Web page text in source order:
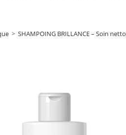
> SHAMPOING BRILLANCE – Soin